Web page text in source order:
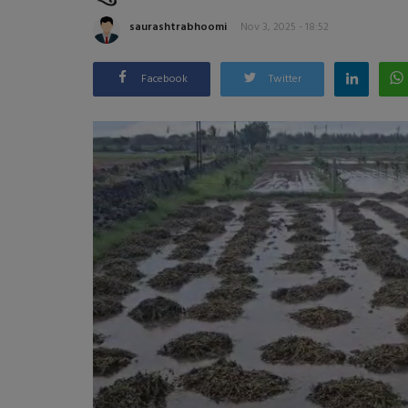
saurashtrabhoomi Nov 3, 2025 - 18:52
Facebook Twitter